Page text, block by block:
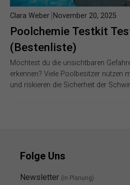
Poolchemie Testkit
(Bestenliste)
Clara Weber November 20, 2025
Möchtest du die unsichtbaren
erkennen? Viele Poolbesitzer nutzen
und riskieren die Sicherheit der
Folge Uns
Newsletter (in Planung)